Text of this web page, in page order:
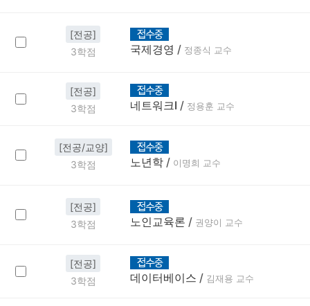
[전공]
3학점
국제경영 / 정종식 교수
[전공]
3학점
네트워크Ⅰ / 정용훈 교수
[전공/교양]
3학점
노년학 / 이명희 교수
[전공]
3학점
노인교육론 / 권양이 교수
[전공]
3학점
데이터베이스 / 김재용 교수